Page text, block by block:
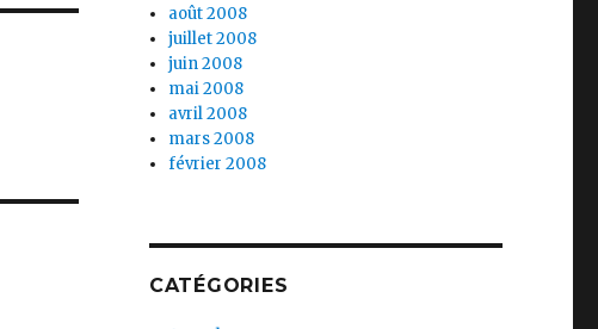
août 2008
juillet 2008
juin 2008
mai 2008
avril 2008
mars 2008
février 2008
CATÉGORIES